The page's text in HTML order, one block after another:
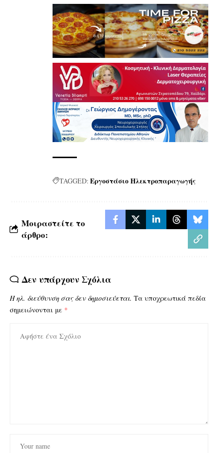
TAGGED: Εργοστάσιο Ηλεκτροπαραγωγής
Μοιραστείτε το
άρθρο:
Δεν υπάρχουν Σχόλια
Η ηλ. διεύθυνση σας δεν δημοσιεύεται. Τα υποχρεωτικά πεδία
σημειώνονται με *